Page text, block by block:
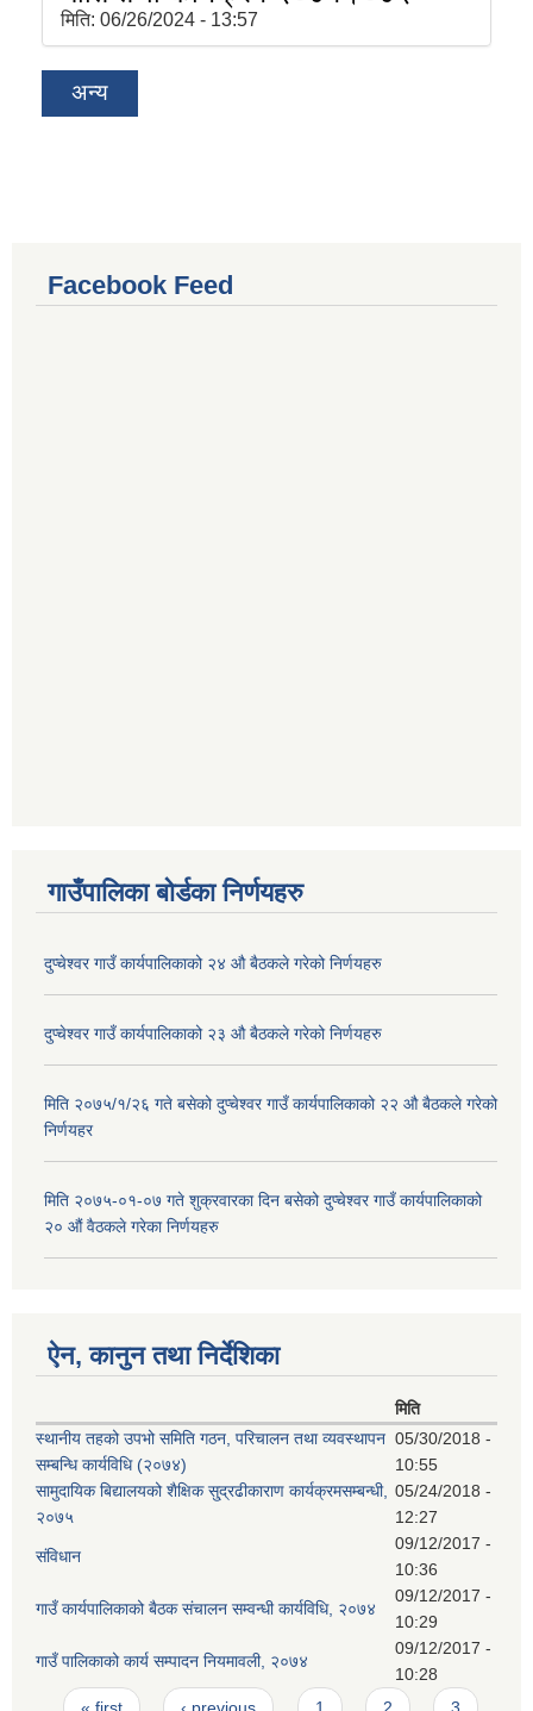
मिति: 06/26/2024 - 13:57
अन्य
Facebook Feed
गाउँपालिका बोर्डका निर्णयहरु
दुप्चेश्वर गाउँ कार्यपालिकाको २४ औ बैठकले गरेको निर्णयहरु
दुप्चेश्वर गाउँ कार्यपालिकाको २३ औ बैठकले गरेको निर्णयहरु
मिति २०७५/१/२६ गते बसेको दुप्चेश्वर गाउँ कार्यपालिकाको २२ औ बैठकले गरेको
निर्णयहर
मिति २०७५-०१-०७ गते शुक्रवारका दिन बसेको दुप्चेश्वर गाउँ कार्यपालिकाको
२० औं वैठकले गरेका निर्णयहरु
ऐन, कानुन तथा निर्देशिका
मिति
स्थानीय तहको उपभो समिति गठन, परिचालन तथा व्यवस्थापन
सम्बन्धि कार्यविधि (२०७४)
05/30/2018 -
10:55
सामुदायिक बिद्यालयको शैक्षिक सु्द्रढीकाराण कार्यक्रमसम्बन्धी,
२०७५
05/24/2018 -
12:27
संविधान
09/12/2017 -
10:36
गाउँ कार्यपालिकाको बैठक संचालन सम्वन्धी कार्यविधि, २०७४
09/12/2017 -
10:29
गाउँ पालिकाको कार्य सम्पादन नियमावली, २०७४
09/12/2017 -
10:28
« first ‹ previous 1 2 3